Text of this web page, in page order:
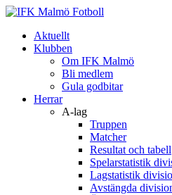
Aktuellt
Klubben
Om IFK Malmö
Bli medlem
Gula godbitar
Herrar
A-lag
Truppen
Matcher
Resultat och tabell
Spelarstatistik
Lagstatistik
Avstängda